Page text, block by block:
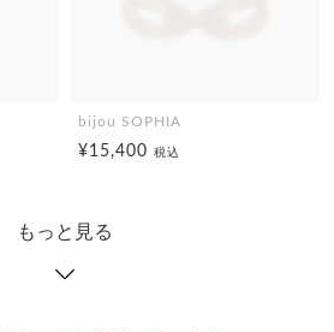
bijou SOPHIA
¥15,400 税込
もっと見る